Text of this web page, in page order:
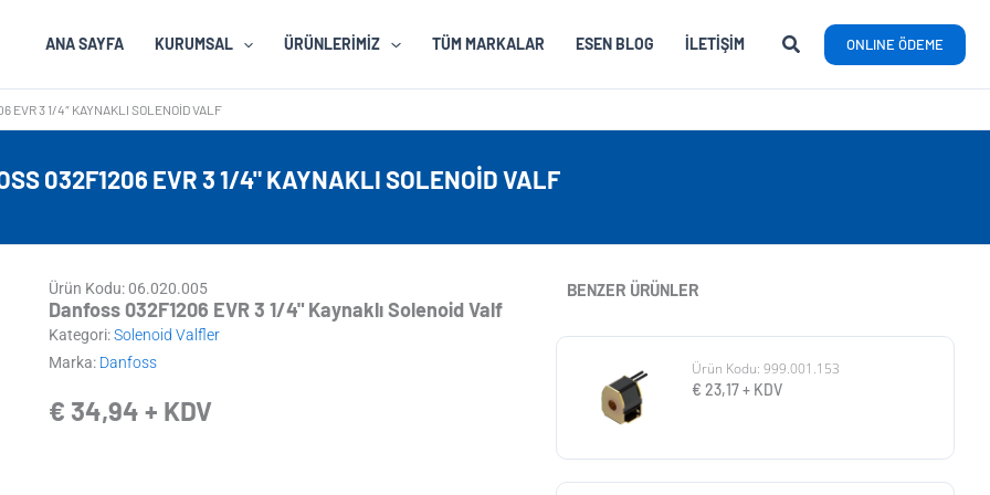
ANA SAYFA KURUMSAL ÜRÜNLERIMIZ TÜM MARKALAR ESEN BLOG İLETIŞIM ONLINE ÖDEME
EVR 3 1/4″ KAYNAKLI SOLENOID VALF
032F1206 EVR 3 1/4" KAYNAKLI SOLENOID VALF
Ürün Kodu: 06.020.005
Danfoss 032F1206 EVR 3 1/4" Kaynaklı Solenoid Valf
Kategori:Solenoid Valfler
Marka: Danfoss
€ 34,94 + KDV
BENZER ÜRÜNLER
Ürün Kodu: 999.001.153
€ 23,17+ KDV